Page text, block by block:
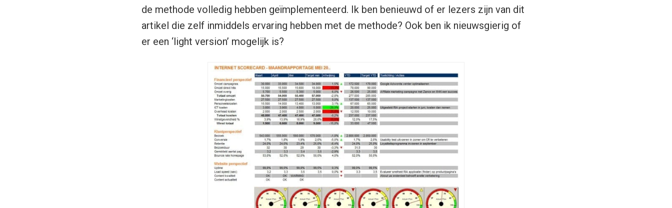
de methode volledig hebben geïmplementeerd. Ik ben benieuwd of er lezers zijn van dit
artikel die zelf inmiddels ervaring hebben met de methode? Ook ben ik nieuwsgierig of
er een ‘light version’ mogelijk is?